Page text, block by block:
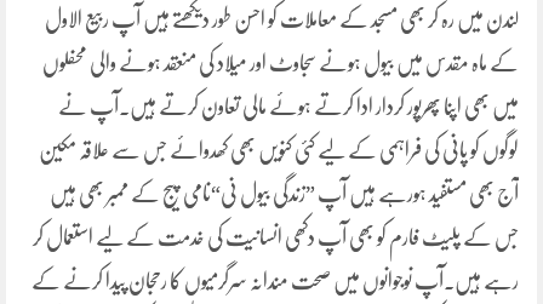
لندن میں رہ کر بھی مسجد کے معاملات کو احسن طور دیکھتے ہیں آپ ربیع الاول
کے ماہ مقدس میں بیول ہونے سجاوٹ اور میلاد کی منعقد ہونے والی محفلوں
میں بھی اپنا پھرپور کردار ادا کرتے ہوئے مالی تعاون کرتے ہیں۔آپ نے
لوگوں کو پانی کی فراہمی کے لیے کئی کنویں بھی کھدوائے جس سے علاقہ مکین
آج بھی مستفید ہورہے ہیں آپ ”زندگی بیول نی“نامی پیج کے ممبر بھی ہیں
جس کے پلیٹ فارم کو بھی آپ دکھی انسانیت کی خدمت کے لیے استعمال کر
رہے ہیں۔آپ نوجوانوں میں صحت مندانہ سرگرمیوں کا رحجان پیدا کرنے کے